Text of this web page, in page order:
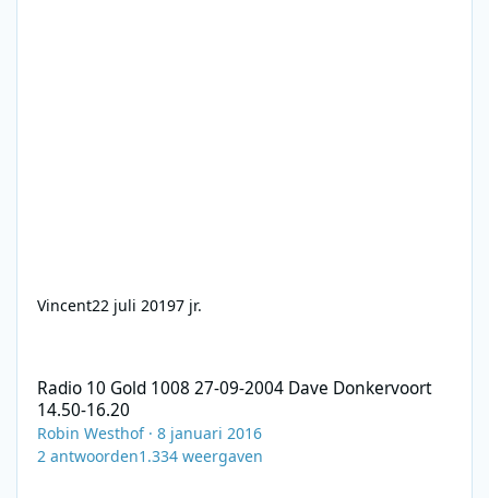
Vincent22 juli 20197 jr.
Radio 10 Gold 1008 27-09-2004 Dave Donkervoort
14.50-16.20
Robin Westhof·8 januari 2016
2 antwoorden1.334 weergaven